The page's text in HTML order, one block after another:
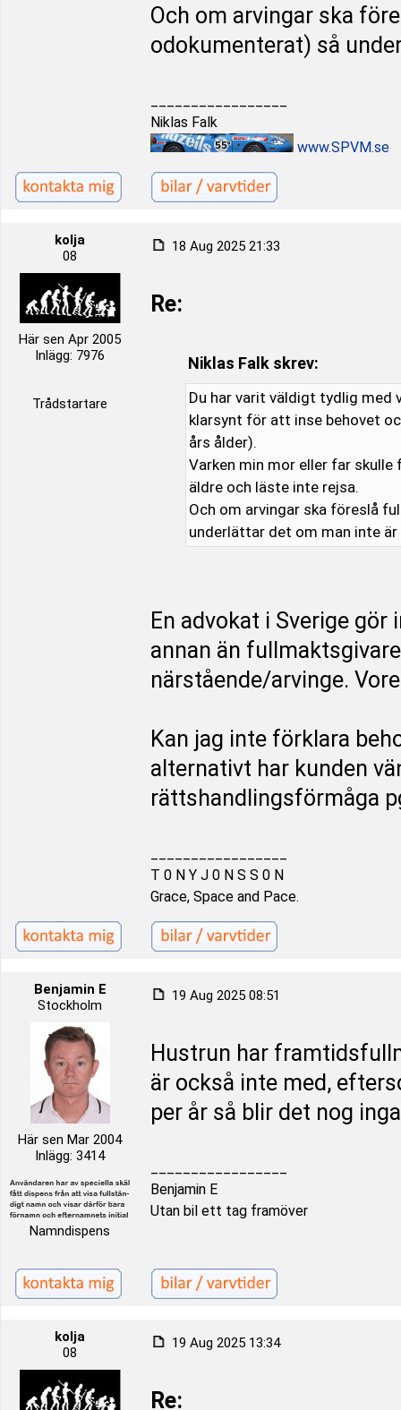
Och om arvingar ska
odokumenterat) så
Niklas Falk
www.SPVM.se
kolja
08
Här sen Apr 2005
Inlägg: 7976
Trådstartare
18 Aug 2025 21:33
Re:
Niklas Falk skrev:
Du har varit väldigt tydlig med
klarsynt för att inse behovet
års ålder).
Varken min mor eller far
äldre och läste inte rejsa.
Och om arvingar ska föreslå
underlättar det om man inte är
En advokat i Sverige
annan än
närstående/arvinge.
Kan jag inte förklara
alternativt har kunden
rättshandlingsförmåga
T 0 N Y J 0 N S S 0 N
Grace, Space and Pace.
Benjamin E
Stockholm
Här sen Mar 2004
Inlägg: 3414
Namndispens
19 Aug 2025 08:51
Hustrun har
är också inte med,
per år så blir det nog
Benjamin E
Utan bil ett tag framöver
kolja
08
19 Aug 2025 13:34
Re: